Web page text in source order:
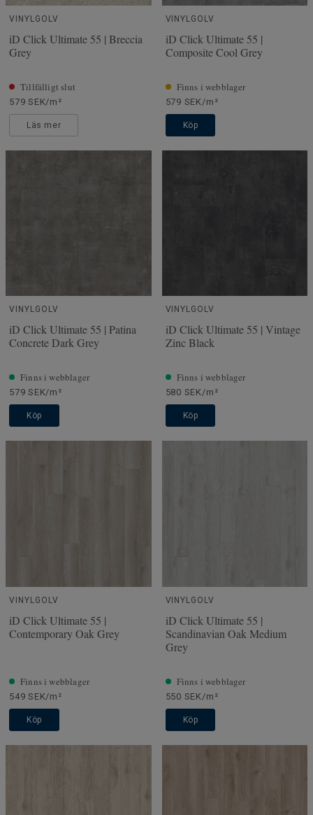
VINYLGOLV
iD Click Ultimate 55 | Breccia
Grey
Tillfälligt slut
579 SEK/m²
Läs mer
VINYLGOLV
iD Click Ultimate 55 |
Composite Cool Grey
Finns i webblager
579 SEK/m²
Köp
VINYLGOLV
iD Click Ultimate 55 | Patina
Concrete Dark Grey
Finns i webblager
579 SEK/m²
Köp
VINYLGOLV
iD Click Ultimate 55 | Vintage
Zinc Black
Finns i webblager
580 SEK/m²
Köp
VINYLGOLV
iD Click Ultimate 55 |
Contemporary Oak Grey
Finns i webblager
549 SEK/m²
Köp
VINYLGOLV
iD Click Ultimate 55 |
Scandinavian Oak Medium
Grey
Finns i webblager
550 SEK/m²
Köp